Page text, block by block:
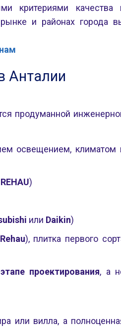
критериями качества
и районах города
Анталии
продуманной
освещением, климатом
REHAU)
или Daikin)
Rehau), плитка первого
проектирования, а
или вилла, а